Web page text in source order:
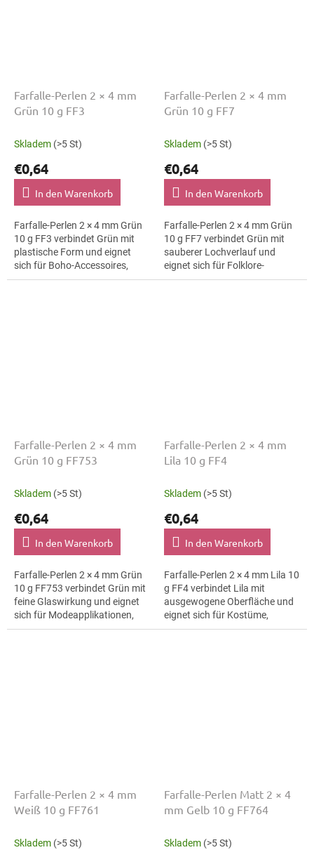
Farfalle-Perlen 2 × 4 mm
Grün 10 g FF3
Skladem (>5 St)
€0,64
In den Warenkorb
Farfalle-Perlen 2 × 4 mm Grün
10 g FF3 verbindet Grün mit
plastische Form und eignet
sich für Boho-Accessoires,
Armbänder und Karten und
Farfalle-Perlen 2 × 4 mm
Grün 10 g FF7
Skladem (>5 St)
€0,64
In den Warenkorb
Farfalle-Perlen 2 × 4 mm Grün
10 g FF7 verbindet Grün mit
sauberer Lochverlauf und
eignet sich für Folklore-
Bordüren, Broschen und
Farfalle-Perlen 2 × 4 mm
Grün 10 g FF753
Skladem (>5 St)
€0,64
In den Warenkorb
Farfalle-Perlen 2 × 4 mm Grün
10 g FF753 verbindet Grün mit
feine Glaswirkung und eignet
sich für Modeapplikationen,
Haarspangen und Armbänder.
Farfalle-Perlen 2 × 4 mm
Lila 10 g FF4
Skladem (>5 St)
€0,64
In den Warenkorb
Farfalle-Perlen 2 × 4 mm Lila 10
g FF4 verbindet Lila mit
ausgewogene Oberfläche und
eignet sich für Kostüme,
Textilapplikationen und
Farfalle-Perlen 2 × 4 mm
Weiß 10 g FF761
Skladem (>5 St)
Farfalle-Perlen Matt 2 × 4
mm Gelb 10 g FF764
Skladem (>5 St)